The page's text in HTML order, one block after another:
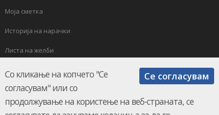
Моја сметка
Историја на нарачки
Листа на желби
Електронски билтен
Се согласувам
Со кликање на копчето "Се
согласувам" или со
продолжување на користење на веб-страната, се